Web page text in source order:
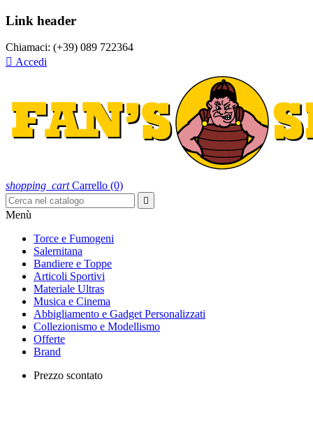
Link header
Chiamaci: (+39) 089 722364
 Accedi
shopping_cart Carrello (0)

Menù
Torce e Fumogeni
Salernitana
Bandiere e Toppe
Articoli Sportivi
Materiale Ultras
Musica e Cinema
Abbigliamento e Gadget Personalizzati
Collezionismo e Modellismo
Offerte
Brand
Prezzo scontato